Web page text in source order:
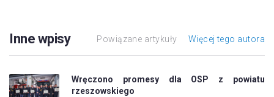
Inne wpisy Powiązane artykuły Więcej tego autora
Wręczono promesy dla OSP z powiatu
rzeszowskiego